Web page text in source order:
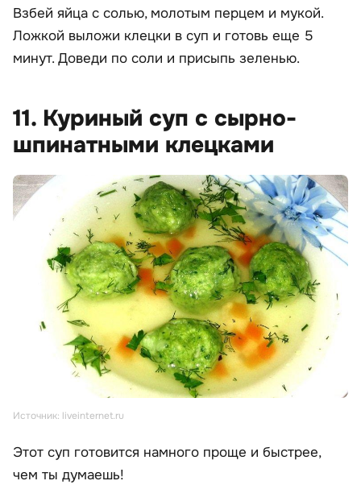
Взбей яйца с солью, молотым перцем и мукой.
Ложкой выложи клецки в суп и готовь еще 5
минут. Доведи по соли и присыпь зеленью.
11. Куриный суп с сырно-
шпинатными клецками
Источник: liveinternet.ru
Этот суп готовится намного проще и быстрее,
чем ты думаешь!